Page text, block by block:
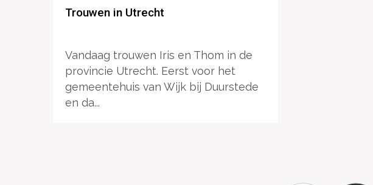
Trouwen in Utrecht
Vandaag trouwen Iris en Thom in de
provincie Utrecht. Eerst voor het
gemeentehuis van Wijk bij Duurstede
en da...